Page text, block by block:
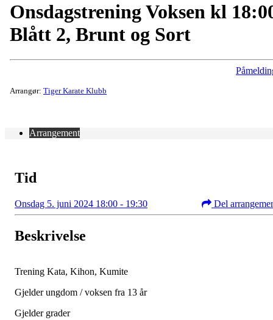
Onsdagstrening Voksen kl
Blått 2, Brunt og Sort
Arrangør: Tiger Karate Klubb
Arrangement
Tid
Onsdag 5. juni 2024 18:00 - 19:30 Del
Beskrivelse
Trening Kata, Kihon, Kumite
Gjelder ungdom / voksen fra 13 år
Gjelder grader